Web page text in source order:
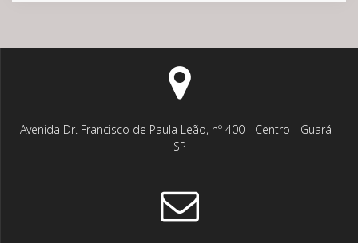
Avenida Dr. Francisco de Paula Leão, nº 400 - Centro - Guará -
SP